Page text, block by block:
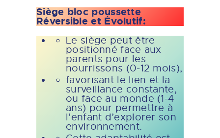
Siège bloc poussette
Réversible et Évolutif:
Le siège peut être
positionné face aux
parents pour les
nourrissons (0-12 mois),
favorisant le lien et la
surveillance constante,
ou face au monde (1-4
ans) pour permettre à
l’enfant d’explorer son
environnement.